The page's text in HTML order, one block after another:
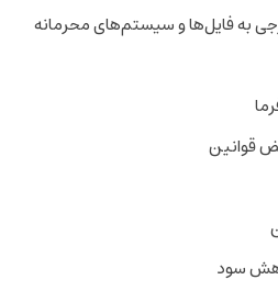
به فایل‌ها و سیستم‌های محرمانه
قوانین
سود